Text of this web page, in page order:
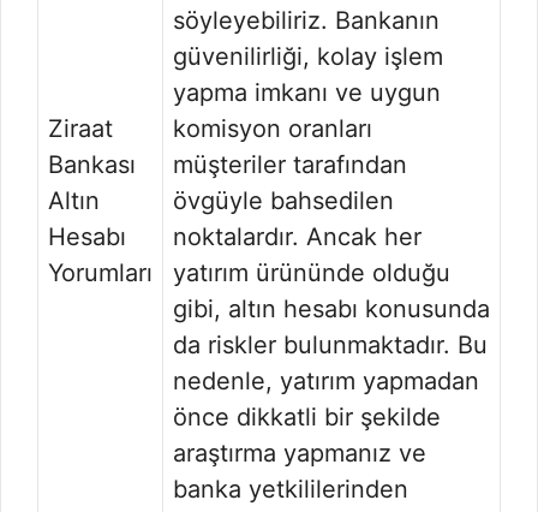
Ziraat
Bankası
Altın
Hesabı
Yorumları
söyleyebiliriz. Bankanın
güvenilirliği, kolay işlem
yapma imkanı ve uygun
komisyon oranları
müşteriler tarafından
övgüyle bahsedilen
noktalardır. Ancak her
yatırım ürününde olduğu
gibi, altın hesabı konusunda
da riskler bulunmaktadır. Bu
nedenle, yatırım yapmadan
önce dikkatli bir şekilde
araştırma yapmanız ve
banka yetkililerinden